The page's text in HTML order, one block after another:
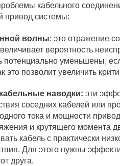
кабельного
привод системы:
волны: это отражение
вероятность
потенциально уменьшены,
это позволит увеличить
наводки: эти
соседних кабелей или
тока и мощности
и крутящего момента
кабель с практически
Для этого нужны
друга.